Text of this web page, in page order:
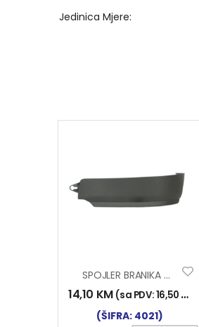
Jedinica Mjere
SPOJLER BRANIKA MAN TGS TKZ. GOLUB LIJ
14,10 KM (sa PDV:16,50 KM
(ŠIFRA: 4021)